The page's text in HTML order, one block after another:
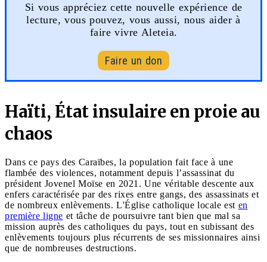
Si vous appréciez cette nouvelle expérience de
lecture, vous pouvez, vous aussi, nous aider à
faire vivre Aleteia.
Faire un don
Haïti, État insulaire en proie au
chaos
Dans ce pays des Caraïbes, la population fait face à une
flambée des violences, notamment depuis l’assassinat du
président Jovenel Moïse en 2021. Une véritable descente aux
enfers caractérisée par des rixes entre gangs, des assassinats et
de nombreux enlèvements. L'Église catholique locale est en
première ligne et tâche de poursuivre tant bien que mal sa
mission auprès des catholiques du pays, tout en subissant des
enlèvements toujours plus récurrents de ses missionnaires ainsi
que de nombreuses destructions.